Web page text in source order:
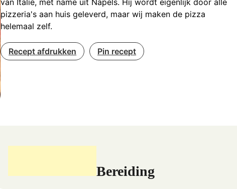
pizzeria's aan huis geleverd, maar wij maken de pizza
helemaal zelf.
Recept afdrukken Pin recept
Bereiding